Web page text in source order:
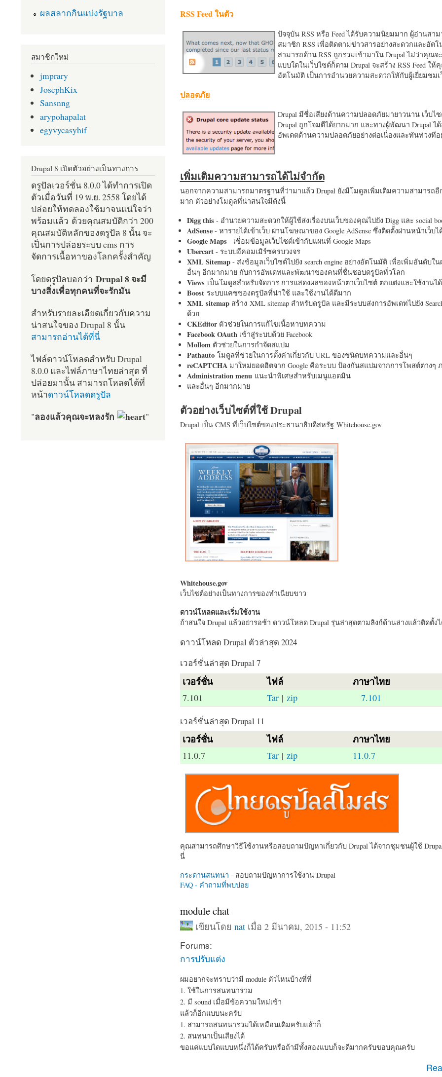
RSS Feed ในตัว
ปัจจุบัน RSS หรือ Feed ได้รับความนิยมมาก ผู้อ่านสา
สมาชิก RSS เพื่อติดตามข่าวสารอย่างสะดวกและอัต
สามารถด้าน RSS ถูกรวมเข้ามาใน Drupal ไม่ว่าคุณจ
แบบใดในเว็บไซต์ก็ตาม Drupal จะสร้าง RSS Feed ให้
อัตโนมัติ เป็นการอำนวยความสะดวกใหักับผู้เยี่ยมชม
ปลอดภัย
Drupal มีชื่อเสียงด้านความปลอดภัยมายาวนาน เว็บไ
Drupal ถูกโจมตีได้ยากมาก และทางผู้พัฒนา Drupal ไ
อัพเดตด้านความปลอดภัยอย่างต่อเนื่องและทันท่วงทีอ
เพิ่มเติมความสามารถได้ไม่จำกัด
นอกจากความสามารถมาตรฐานที่ว่ามาแล้ว Drupal ยังมีโมดูลเพิ่มเติมความสามารถอี
มาก ตัวอย่างโมดูลที่น่าสนใจมีดังนี้
Digg this- อำนวยความสะดวกให้ผู้ใช้ส่งเรื่องบนเว็บของคุณไปยัง Digg และ social
AdSense- หารายได้เข้าเว็บ ผ่านโฆษณาของ Google AdSense ซึ่งติดตั้งผ่านหน้าเว็บไ
Google Maps- เชื่อมข้อมูลเว็บไซต์เข้ากับแผนที่ Google Maps
Ubercart- ระบบอีคอมเมิร์ซครบวงจร
XML Sitemap- ส่งข้อมูลเว็บไซต์ไปยัง search engine อย่างอัตโนมัติ เพื่อเพิ่มอันดับใ
อื่นๆ อีกมากมาย กับการอัพเดทและพัฒนาของคนที่ชื่นชอบดรูปัลทั่วโลก
Views เป็นโมดูลสำหรับจัดการ การแสดงผลของหน้าตาเว็บไซต์ ตกแต่งและใช้งานไ
Boost ระบบแคชของดรูปัลที่น่าใช้ และใช้งานได้ดีมาก
XML sitemapสร้าง XML sitemap สำหรับดรูปัล และมีระบบส่งการอัพเดทไปยัง
ด้วย
CKEditorตัวช่วยในการแก้ไขเนื้อหาบทความ
Facebook OAuth เข้าสู่ระบบด้วย Facebook
Mollom ตัวช่วยในการกำจัดสแปม
Pathautoโมดูลที่ช่วยในการตั้งค่าเกี่ยวกับ URL ของชนิดบทความและอื่นๆ
reCAPTCHA มาใหม่ยอดฮิตจาก Google คือระบบ ป้องกันสแปมจากการโพสต์ต่างๆ
Administration menu แนะนำพิเศษสำหรับเมนูแอดมิน
และอื่นๆ อีกมากมาย
ตัวอย่างเว็บไซต์ที่ใช้ Drupal
Drupal เป็น CMS ที่เว็บไซต์ของประธานาธิบดีสหรัฐ Whitehouse.gov
Whitehouse.gov
เว็บไซต์อย่างเป็นทางการของทำเนียบขาว
ดาวน์โหลดและเริ่มใช้งาน
ถ้าสนใจ Drupal แล้วอย่ารอช้า ดาวน์โหลด Drupal รุ่นล่าสุดตามลิงก์ด้านล่างแล้วติดตั้ง
ดาวน์โหลด Drupal ตัวล่าสุด 2024
เวอร์ชั่นล่าสุด Drupal 7
เวอร์ชั่น ไฟล์ ภาษาไทย
7.101 Tar| zip 7.101
เวอร์ชั่นล่าสุด Drupal 11
เวอร์ชั่น ไฟล์ ภาษาไทย
11.0.7 Tar| zip 11.0.7
คุณสามารถศึกษาวิธีใช้งานหรือสอบถามปัญหาเกี่ยวกับ Drupal ได้จากชุมชนผู้ใช้
นี่
กระดานสนทนา - สอบถามปัญหาการใช้งาน Drupal
FAQ - คำถามที่พบบ่อย
module chat
เขียนโดยnat เมื่อ 2 มีนาคม, 2015 - 11:52
Forums:
การปรับแต่ง
ผมอยากจะทราบว่ามี module ตัวไหนบ้างที่ที่
1. ใช้ในการสนทนารวม
2. มี sound เมื่อมีข้อความใหม่เข้า
แล้วก็อีกแบบนะครับ
1. สามารถสนทนารวมได้เหมือนเดิมครับแล้วก็
2. สนทนาเป็นเสียงได้
ขอแค่แบบไดแบบหนึ่งก็ได้ครับหรือถ้ามีทั้งสองแบบก็จะดีมากครับขอบคุณครับ
ผลสลากกินแบ่งรัฐบาล
สมาชิกใหม่
jmprary
JosephKix
Sansnng
arypohapalat
egyvycasyhif
Drupal 8 เปิดตัวอย่างเป็นทางการ
ดรูปัลเวอร์ชั่น 8.0.0 ได้ทำการเปิด
ตัวเมื่อวันที่ 19 พ.ย. 2558 โดยได้
ปล่อยให้ทดลองใช้มาจนแน่ใจว่า
พร้อมแล้ว ด้วยคุณสมบัติกว่า 200
คุณสมบัติหลักของดรูปัล 8 นั้น จะ
เป็นการปล่อยระบบ cms การ
จัดการเนื้อหาของโลกครั้งสำคัญ
โดยดรูปัลบอกว่า Drupal 8 จะมี
บางสิ่งเพื่อทุกคนที่จะรักมัน
สำหรับรายละเอียดเกี่ยวกับความ
น่าสนใจของ Drupal 8 นั้น
สามารถอ่านได้ที่นี่
ไฟล์ดาวน์โหลดสำหรับ Drupal
8.0.0 และไฟล์ภาษาไทยล่าสุด ที่
ปล่อยมานั้น สามารถโหลดได้ที่
หน้าดาวน์โหลดดรูปัล
"ลองแล้วคุณจะหลงรัก "